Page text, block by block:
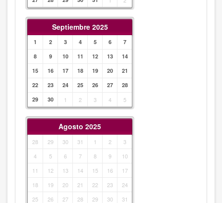
Septiembre 2025
1 2 3 4 5 6
7
8
9 10 11 12 13
14
15
16 17 18 19 20
21
22
23 24 25 26 27
28
29
30 1 2 3 4 5
Agosto 2025
28 29 30 31 1 2
3
4
5 6 7 8 9
10
11
12 13 14 15 16
17
18
19 20 21 22 23
24
25
26 27 28 29 30 31